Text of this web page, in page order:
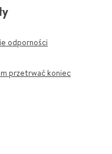
odporności
przetrwać koniec